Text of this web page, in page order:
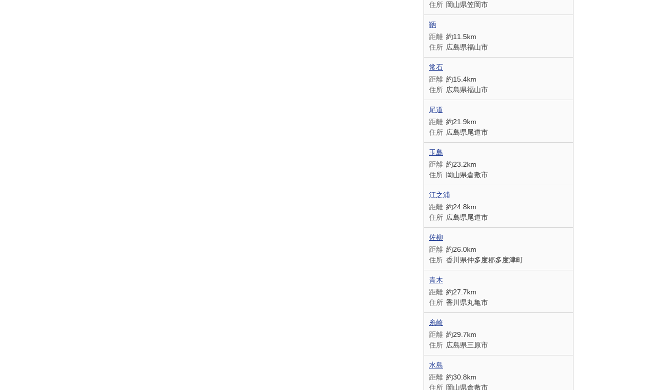
住所 岡山県笠岡市
鞆
距離 約11.5km
住所 広島県福山市
常石
距離 約15.4km
住所 広島県福山市
尾道
距離 約21.9km
住所 広島県尾道市
玉島
距離 約23.2km
住所 岡山県倉敷市
江之浦
距離 約24.8km
住所 広島県尾道市
佐柳
距離 約26.0km
住所 香川県仲多度郡多度津町
青木
距離 約27.7km
住所 香川県丸亀市
糸崎
距離 約29.7km
住所 広島県三原市
水島
距離 約30.8km
住所 岡山県倉敷市